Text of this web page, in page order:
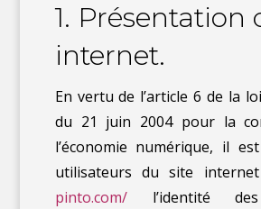
1. Présentation
internet.
En vertu de l’article 6 de la
du 21 juin 2004 pour la
l’économie numérique, il
utilisateurs du site internet
pinto.com/l’identité des